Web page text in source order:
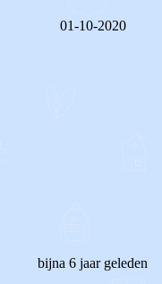
01-10-2020
bijna 6 jaar geleden